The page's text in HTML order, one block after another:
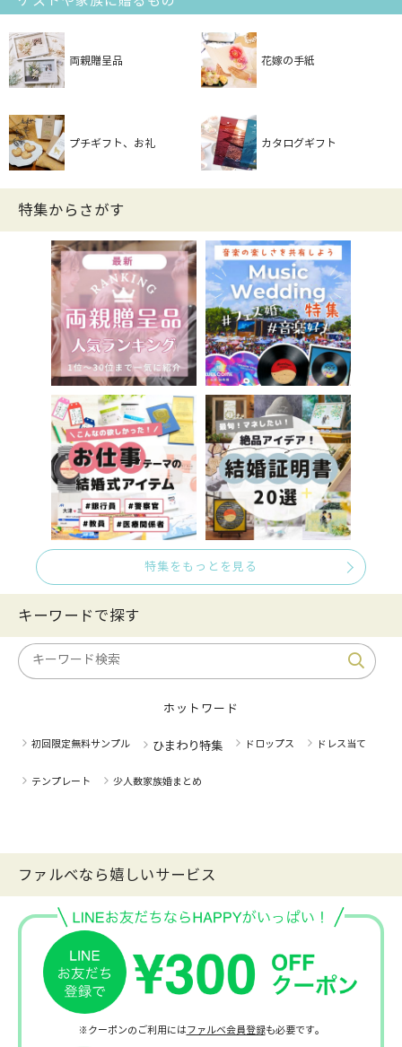
両親贈呈品 花嫁の手紙
プチギフト、お礼 カタログギフト
特集からさがす
特集をもっとを見る
キーワードで探す
ホットワード
初回限定無料サンプル ひまわり特集 ドロップス ドレス当て
テンプレート 少人数家族婚まとめ
ファルべなら嬉しいサービス
※クーポンのご利用にはファルベ会員登録も必要です。